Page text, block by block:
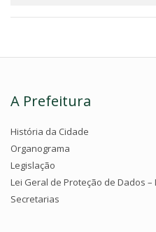
A Prefeitura
História da Cidade
Organograma
Legislação
Lei Geral de Proteção de Dados –
Secretarias